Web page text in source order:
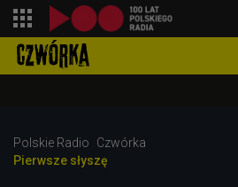
Polskie Radio
Czwórka
Pierwsze słyszę